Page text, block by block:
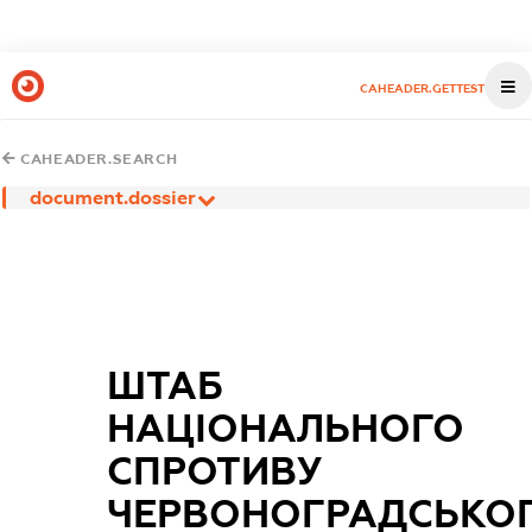
CAHEADER.GETTEST
CAHEADER.SEARCH
document.dossier
ШТАБ
НАЦІОНАЛЬНОГО
СПРОТИВУ